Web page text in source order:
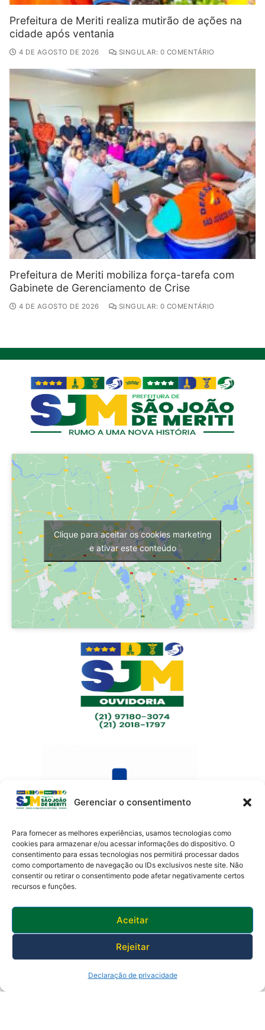
Gerenciar o consentimento
Para fornecer as melhores experiências, usamos tecnologias como
cookies para armazenar e/ou acessar informações do dispositivo. O
consentimento para essas tecnologias nos permitirá processar dados
como comportamento de navegação ou IDs exclusivos neste site. Não
consentir ou retirar o consentimento pode afetar negativamente certos
recursos e funções.
Aceitar
Rejeitar
Declaração de privacidade
Prefeitura de Meriti realiza mutirão de ações na
cidade após ventania
4 DE AGOSTO DE 2026 SINGULAR: 0 COMENTÁRIO
Prefeitura de Meriti mobiliza força-tarefa com
Gabinete de Gerenciamento de Crise
4 DE AGOSTO DE 2026 SINGULAR: 0 COMENTÁRIO
Clique para aceitar os cookies marketing
e ativar este conteúdo
Av. Presidente Lincoln, 899 – Jardim Meriti
São João de Meriti – RJ CEP
25555-201
Horário de funcionamento: 8:30h às 17:30h